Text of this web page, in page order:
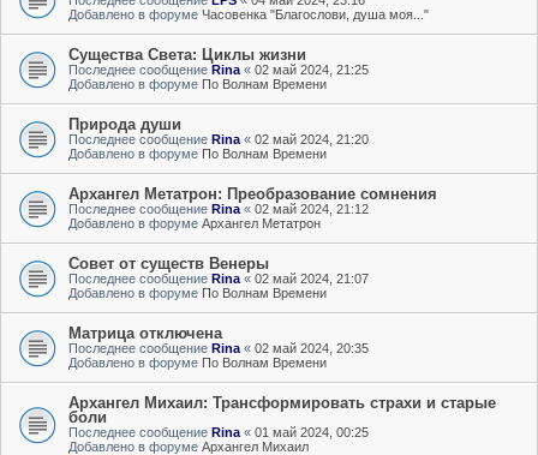
Добавлено в форуме Часовенка "Благослови, душа моя..."
Существа Света: Циклы жизни
Последнее сообщение Rina « 02 май 2024, 21:25
Добавлено в форуме По Волнам Времени
Природа души
Последнее сообщение Rina « 02 май 2024, 21:20
Добавлено в форуме По Волнам Времени
Архангел Метатрон: Преобразование сомнения
Последнее сообщение Rina « 02 май 2024, 21:12
Добавлено в форуме Архангел Метатрон
Совет от существ Венеры
Последнее сообщение Rina « 02 май 2024, 21:07
Добавлено в форуме По Волнам Времени
Матрица отключена
Последнее сообщение Rina « 02 май 2024, 20:35
Добавлено в форуме По Волнам Времени
Архангел Михаил: Трансформировать страхи и старые
боли
Последнее сообщение Rina « 01 май 2024, 00:25
Добавлено в форуме Архангел Михаил